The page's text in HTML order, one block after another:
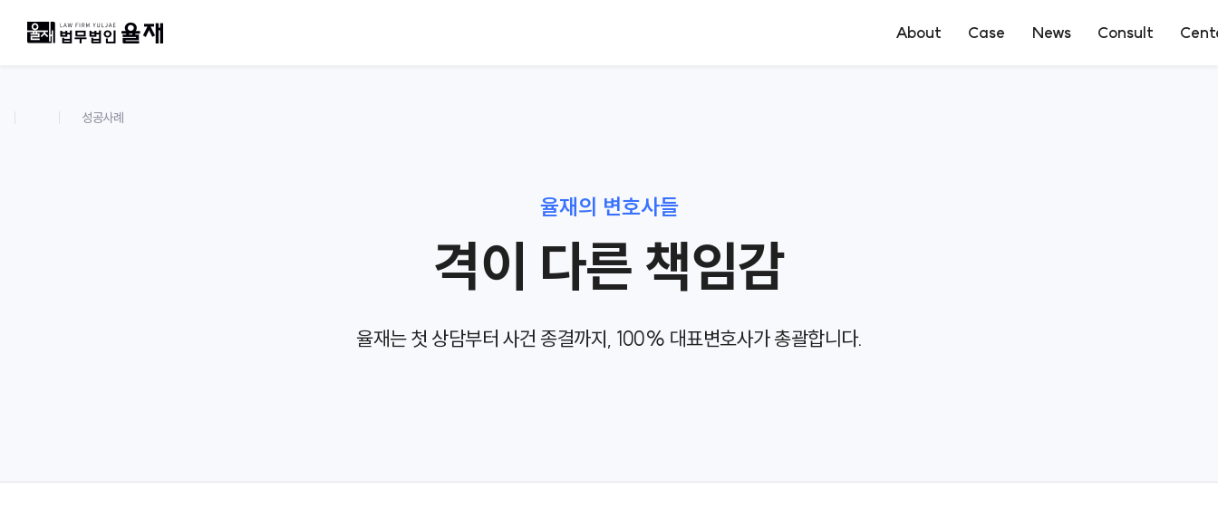
About Case News Consult
율재의 변호사들
격이 다른 책임감
율재는 첫 상담부터 사건 종결까지, 100% 대표변호사가 총괄합니다.
성공사례